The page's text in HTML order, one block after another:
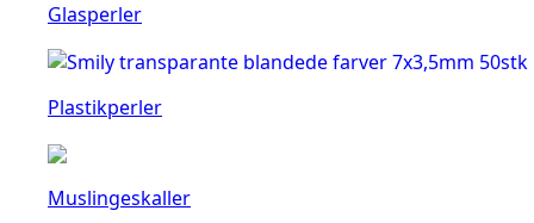
Glasperler
Plastikperler
Muslingeskaller